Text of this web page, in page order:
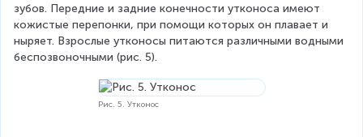
зубов. Передние и задние конечности утконоса имеют
кожистые перепонки, при помощи которых он плавает и
ныряет. Взрослые утконосы питаются различными водными
беспозвоночными (рис. 5).
Рис. 5. Утконос